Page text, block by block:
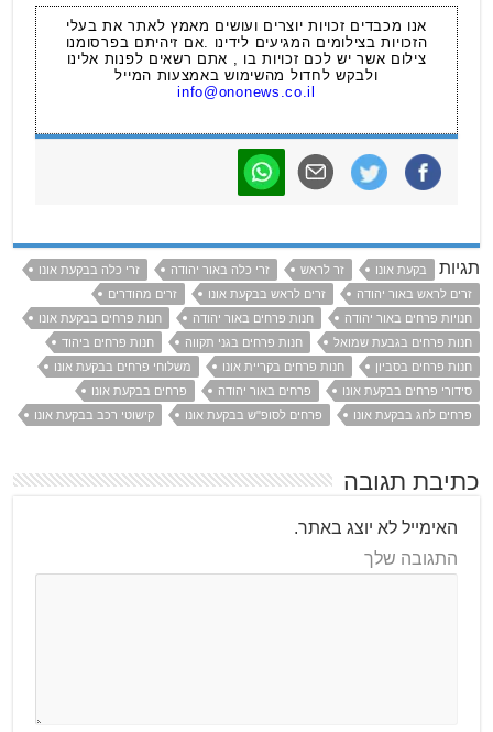
אנו מכבדים זכויות יוצרים ועושים מאמץ לאתר את בעלי
הזכויות בצילומים המגיעים לידינו .אם זיהיתם בפרסומנו
צילום אשר יש לכם זכויות בו , אתם רשאים לפנות אלינו
ולבקש לחדול מהשימוש באמצעות המייל
info@ononews.co.il
תגיות בקעת אונו זר לראש זרי כלה באור יהודה
זרי כלה בבקעת אונו
זרים לראש באור יהודה
זרים לראש בבקעת אונו
זרים מהודרים
חנויות פרחים באור יהודה
חנות פרחים באור יהודה
חנות פרחים בבקעת אונו
חנות פרחים בגבעת שמואל
חנות פרחים בגני תקווה
חנות פרחים ביהוד
חנות פרחים בסביון
חנות פרחים בקריית אונו
משלוחי פרחים בבקעת אונו
סידורי פרחים בבקעת אונו
פרחים באור יהודה
פרחים בבקעת אונו
פרחים לחג בבקעת אונו
פרחים לסופ"ש בבקעת אונו קישוטי רכב בבקעת אונו
כתיבת תגובה
האימייל לא יוצג באתר.
התגובה שלך